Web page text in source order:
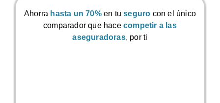
Ahorra hasta un 70% en tuseguro con el único
comparador que hace competir a las
aseguradoras, por ti